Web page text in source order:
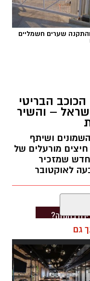
והתקנה שערים חשמליים
הבריטי
– והשיר
ושיתף
מורעלים של
שמזכיר
לאוקטובר
גם